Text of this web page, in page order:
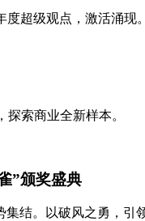
超级观点，激活涌现。
索商业全新样本。
”颁奖盛典
结。以破风之勇，引